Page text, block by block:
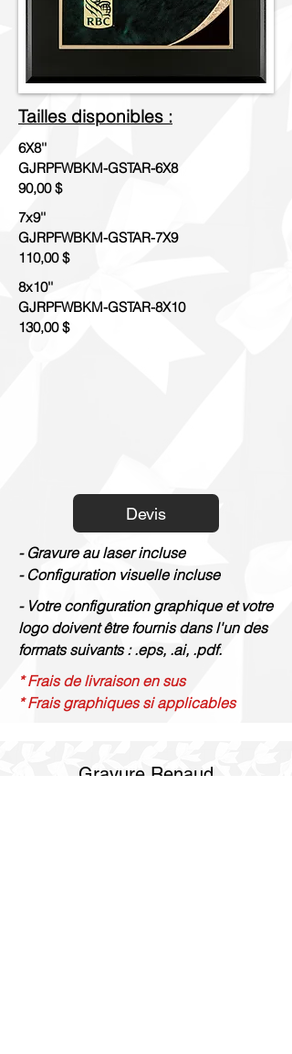
Tailles disponibles :
6X8''
GJRPFWBKM-GSTAR-6X8
90,00 $
7x9''
GJRPFWBKM-GSTAR-7X9
110,00 $
8x10''
GJRPFWBKM-GSTAR-8X10
130,00 $
Devis
- Gravure au laser incluse
- Configuration visuelle incluse
- Votre configuration graphique et votre
logo doivent être fournis dans l'un des
formats suivants : .eps, .ai, .pdf.
* Frais de livraison en sus
* Frais graphiques si applicables
Gravure Renaud